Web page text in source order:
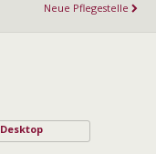
Neue Pflegestelle
Desktop